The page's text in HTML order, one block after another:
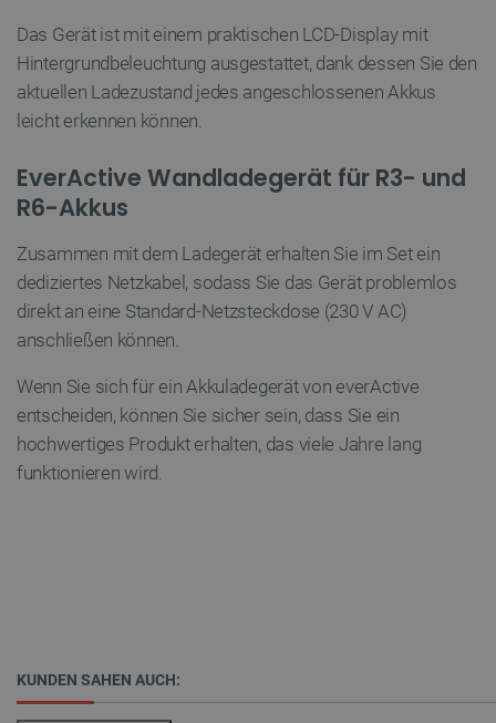
Das Gerät ist mit einem praktischen LCD-Display mit
Hintergrundbeleuchtung ausgestattet, dank dessen Sie den
aktuellen Ladezustand jedes angeschlossenen Akkus
leicht erkennen können.
EverActive Wandladegerät für R3- und
R6-Akkus
Zusammen mit dem Ladegerät erhalten Sie im Set ein
dediziertes Netzkabel, sodass Sie das Gerät problemlos
direkt an eine Standard-Netzsteckdose (230 V AC)
anschließen können.
Wenn Sie sich für ein Akkuladegerät von everActive
entscheiden, können Sie sicher sein, dass Sie ein
hochwertiges Produkt erhalten, das viele Jahre lang
funktionieren wird.
KUNDEN SAHEN AUCH:
Anbieter
Domäne
VISITOR_PRIVACY_METADATA
YouTube
critAccountId
critData
46
Datenschutzerklärung von Google